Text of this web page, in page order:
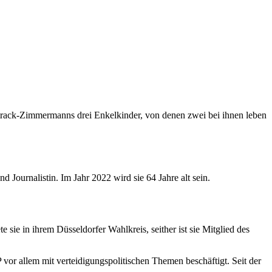
Zimmermanns drei Enkelkinder, von denen zwei bei ihnen leben
Journalistin. Im Jahr 2022 wird sie 64 Jahre alt sein.
sie in ihrem Düsseldorfer Wahlkreis, seither ist sie Mitglied des
allem mit verteidigungspolitischen Themen beschäftigt. Seit der